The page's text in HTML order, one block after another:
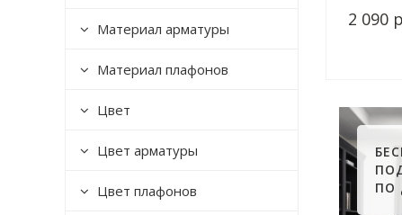
Материал арматуры
Материал плафонов
Цвет
Цвет арматуры
Цвет плафонов
2 090
ПО